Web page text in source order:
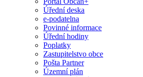
Úřední deska
e-podatelna
Povinné informace
Úřední hodiny
Poplatky
Zastupitelstvo obce
Pošta Partner
Územní plán